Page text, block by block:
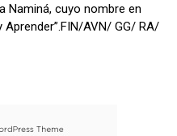
Naminá, cuyo nombre en
AVN/ GG/ RA/